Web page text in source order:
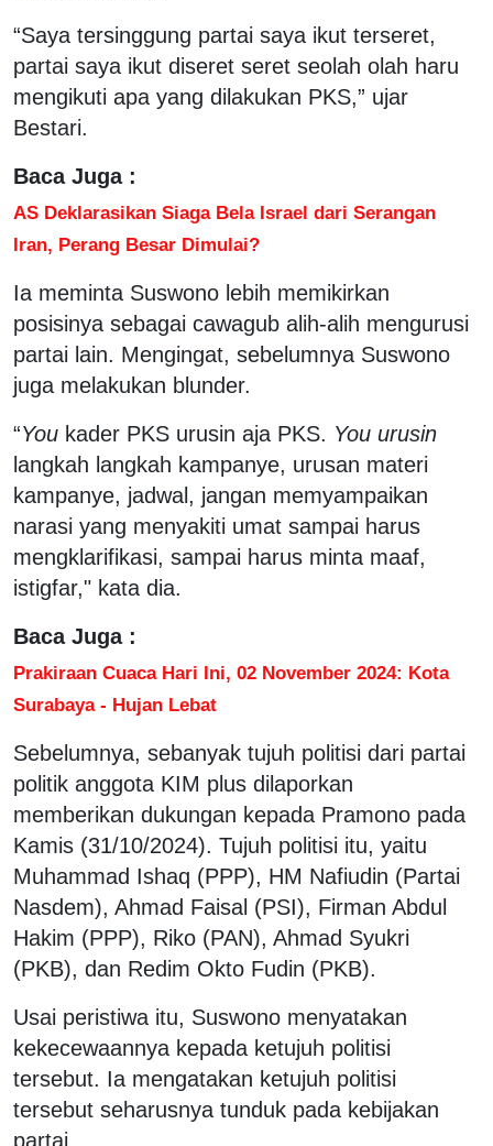
“Saya tersinggung partai saya ikut terseret,
partai saya ikut diseret seret seolah olah haru
mengikuti apa yang dilakukan PKS,” ujar
Bestari.
Baca Juga :
AS Deklarasikan Siaga Bela Israel dari Serangan
Iran, Perang Besar Dimulai?
Ia meminta Suswono lebih memikirkan
posisinya sebagai cawagub alih-alih mengurusi
partai lain. Mengingat, sebelumnya Suswono
juga melakukan blunder.
“You kader PKS urusin aja PKS. You urusin
langkah langkah kampanye, urusan materi
kampanye, jadwal, jangan memyampaikan
narasi yang menyakiti umat sampai harus
mengklarifikasi, sampai harus minta maaf,
istigfar," kata dia.
Baca Juga :
Prakiraan Cuaca Hari Ini, 02 November 2024: Kota
Surabaya - Hujan Lebat
Sebelumnya, sebanyak tujuh politisi dari partai
politik anggota KIM plus dilaporkan
memberikan dukungan kepada Pramono pada
Kamis (31/10/2024). Tujuh politisi itu, yaitu
Muhammad Ishaq (PPP), HM Nafiudin (Partai
Nasdem), Ahmad Faisal (PSI), Firman Abdul
Hakim (PPP), Riko (PAN), Ahmad Syukri
(PKB), dan Redim Okto Fudin (PKB).
Usai peristiwa itu, Suswono menyatakan
kekecewaannya kepada ketujuh politisi
tersebut. Ia mengatakan ketujuh politisi
tersebut seharusnya tunduk pada kebijakan
partai.